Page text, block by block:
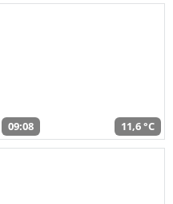
09:08 11,6 °C